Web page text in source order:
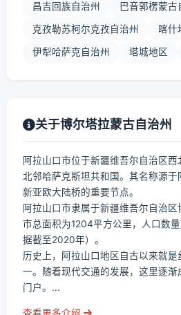
昌吉回族自治州 巴音郭楞蒙古
克孜勒苏柯尔克孜自治州 喀什
伊犁哈萨克自治州 塔城地区
关于博尔塔拉蒙古自治州
阿拉山口市位于新疆维吾尔自治区西
北邻哈萨克斯坦共和国。其名称源
新亚欧大陆桥的重要节点。
阿拉山口市隶属于新疆维吾尔自治
市总面积为1204平方公里，人口数
据截至2020年）。
历史上，阿拉山口地区自古以来就是
一。随着现代交通的发展，这里逐
门户。...